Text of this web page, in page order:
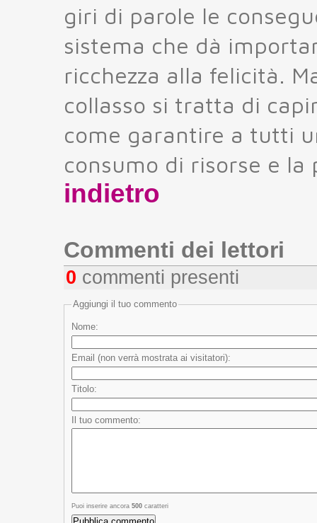
giri di parole le
sistema che dà
ricchezza alla felicità.
collasso si tratta di
come garantire a tutti
consumo di risorse e
indietro
Commenti dei lettori
0 commenti presenti
Aggiungi il tuo commento
Nome:
Email (non verrà mostrata ai visitatori):
Titolo:
Il tuo commento:
Puoi inserire ancora 500 caratteri